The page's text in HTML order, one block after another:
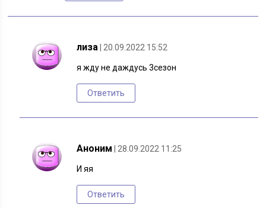
лиза | 20.09.2022 15:52
я жду не даждусь 3сезон
Ответить
Аноним | 28.09.2022 11:25
И яя
Ответить